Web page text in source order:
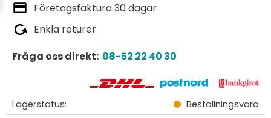
Företagsfaktura 30 dagar
Enkla returer
Fråga oss direkt: 08-52 22 40 30
Lagerstatus Beställningsvara